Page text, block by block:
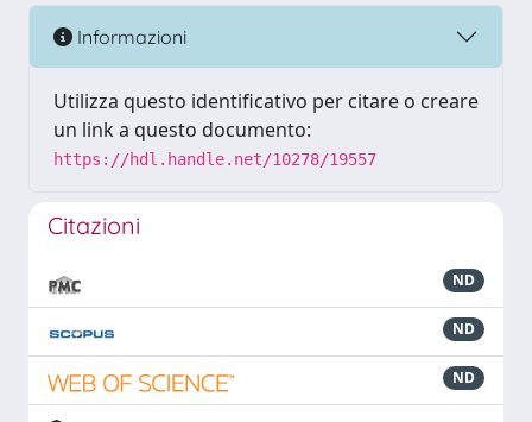
Informazioni
Utilizza questo identificativo per citare o creare
un link a questo documento:
https://hdl.handle.net/10278/19557
Citazioni
ND
ND
ND